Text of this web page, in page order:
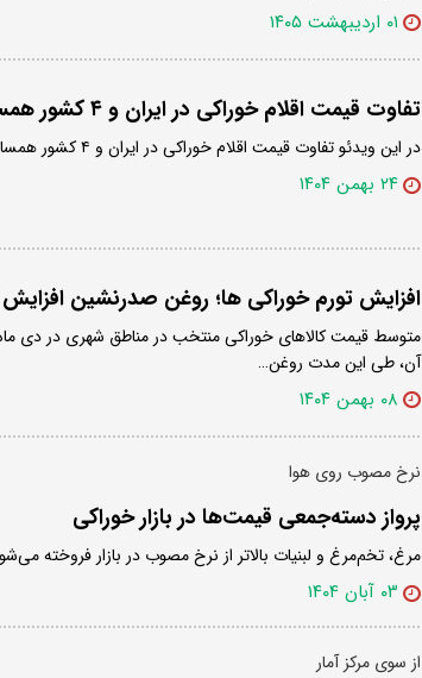
۰۱ اردیبهشت ۱۴۰۵
تفاوت قیمت اقلام خوراکی در ایران و ۴ کشور همسایه اش/ ویدئو
در این ویدئو تفاوت قیمت اقلام خوراکی در ایران و ۴ کشور همسایه اش را ببینید.
۲۴ بهمن ۱۴۰۴
افزایش تورم خوراکی ها؛ روغن صدرنشین
آن، طی این مدت روغن…
۰۸ بهمن ۱۴۰۴
نرخ مصوب روی هوا
پرواز دسته‌جمعی قیمت‌ها در بازار خوراکی
مرغ، تخم‌مرغ و لبنیات بالاتر از نرخ مصوب در بازار فروخته
۰۳ آبان ۱۴۰۴
از سوی مرکز آمار